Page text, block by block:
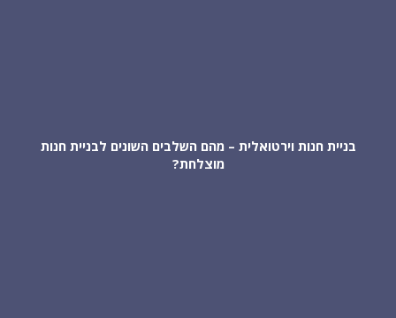
בניית חנות וירטואלית – מהם השלבים השונים לבניית חנות
מוצלחת?